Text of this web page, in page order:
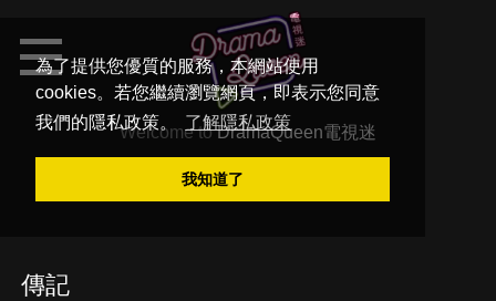
為了提供您優質的服務，本網站使用
cookies。若您繼續瀏覽網頁，即表示您同意
我們的隱私政策。
了解隱私政策
我知道了
Welcome toDramaQueen電視迷
傳記